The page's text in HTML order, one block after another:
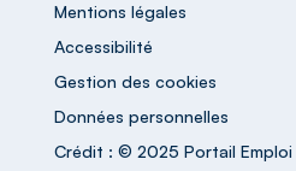
Mentions légales
Accessibilité
Gestion des cookies
Données personnelles
Crédit : © 2025 Portail Emploi